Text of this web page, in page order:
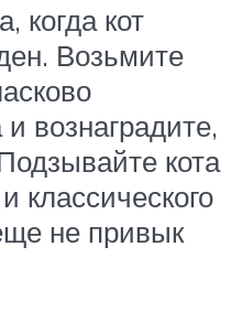
когда кот
Возьмите
вознаградите,
кота
классического
не привык